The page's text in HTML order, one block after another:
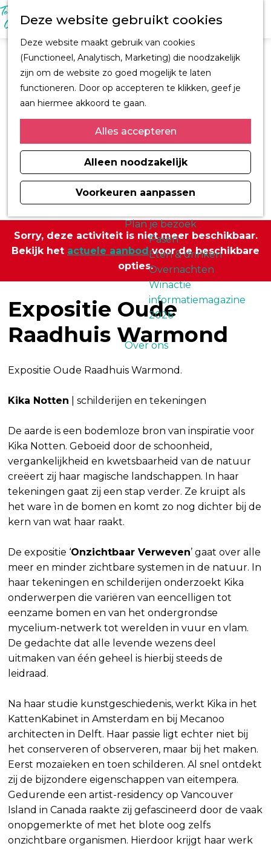
Deze website gebruikt cookies
Deze website maakt gebruik van cookies
(Functioneel, Analytisch, Marketing) die noodzakelijk
zijn om de website zo goed mogelijk te laten
functioneren. Door op accepteren te klikken, geef je
aan hiermee akkoord te gaan.
Alles accepteren
Alleen noodzakelijk
Voorkeuren aanpassen
p
Z
o
e
k
e
n
M
e
n
u
Trouwen in
Oegstgeest
Kastelen en
buitenplaatsen
CORPUS
Winkelen
Kunst & Cultuur
Architect H.J. Jesse
Sport
Informatiemagazine
Oegstgeest 2026
Plan je bezoek
Pasen
Eten & drinken
Overnachten
Winactie
informatiemagazine
2026
Over ons
Sorry, deze activiteit is niet meer beschikbaar.
Bekijk het actuele aanbodvoor de beschikbare
opties.
Expositie Oude
Raadhuis Warmond
Expositie Oude Raadhuis Warmond.
Kika Notten | schilderijen en tekeningen
De aarde is een bodemloze bron van inspiratie voor
Kika Notten. Geboeid door de schoonheid,
vergankelijkheid en kwetsbaarheid van de natuur
creëert zij haar magische landschappen. In haar
tekeningen gaat zij een stap verder. Ze kruipt als
het ware ìn de bomen en komt zo nog dichter bij de
kern van wat haar raakt.
De expositie ‘Onzichtbaar Verweven’ gaat over alle
meer en minder zichtbare systemen in de natuur. In
haar tekeningen en schilderijen onderzoekt Kika
onderwerpen die variëren van eencelligen tot
eenzame bomen en van het ondergrondse
mycelium-netwerk tot werelden in vuur en vlam.
De gedachte dat alle levende wezens deel
uitmaken van één geheel is hierbij steeds de
leidraad.
Na haar studie kunstgeschiedenis, werkt Kika in het
KattenKabinet in Amsterdam en bij Mecanoo
architecten in Delft. Haar passie ligt echter niet bij
het conserveren of observeren, maar bij het maken.
Eerst mozaïeken en toen schilderen. Al snel ontdekt
zij de bijzondere eigenschappen van eitempera.
Gedurende een artist-residency op Vancouver
Island in Canada raakte zij gefascineerd door de vaak
onopgemerkte of met het blote oog zelfs
onzichtbare organismen. Hierdoor krijgt haar werk